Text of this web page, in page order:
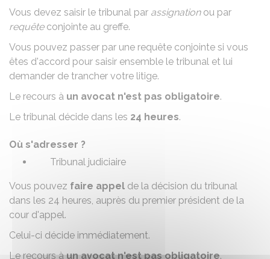
Vous devez saisir le tribunal par assignationou par
requêteconjointe au greffe.
Vous pouvez passer par une requête conjointe si vous
êtes d'accord pour saisir ensemble le tribunal et lui
demander de trancher votre litige.
Le recours à un avocat n'est pas obligatoire.
Le tribunal décide dans les 24 heures.
Où s'adresser ?
Tribunal judiciaire
Vous pouvez faire appel de la décision du tribunal
dans les 24 heures, auprès du premier président de la
cour d'appel.
Celui-ci décide immédiatement.
Le recours àun avocat n'est pas obligatoire.